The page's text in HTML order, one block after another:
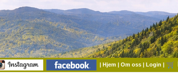
| Hjem | Om oss | Login |